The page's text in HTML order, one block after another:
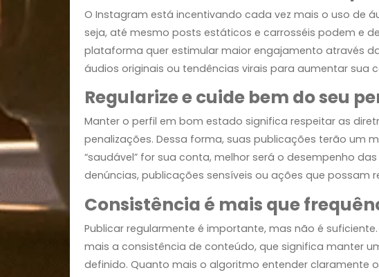
e visibilidade. Portanto, para garantir um bom
para o Instagram.
Áudio é essencial, mesmo
O Instagram está incentivando cada vez mais o
seja, até mesmo posts estáticos e carrosséis
plataforma quer estimular maior engajamento
áudios originais ou tendências virais para
Regularize e cuide bem do
Manter o perfil em bom estado significa respeitar
penalizações. Dessa forma, suas publicações
“saudável” for sua conta, melhor será o
denúncias, publicações sensíveis ou ações que